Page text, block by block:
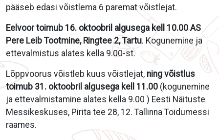
pääseb edasi võistlema 6 paremat võistlejat.
Eelvoor toimub 16. oktoobril algusega kell 10.00 AS
Pere Leib Tootmine, Ringtee 2, Tartu. Kogunemine ja
ettevalmistus alates kella 9.00-st.
Lõppvoorus võistleb kuus võistlejat, ning võistlus
toimub 31. oktoobril algusega kell 11.00 (kogunemine
ja ettevalmistamine alates kella 9.00 ) Eesti Näituste
Messikeskuses, Pirita tee 28, 12. Tallinna Toidumessi
raames.